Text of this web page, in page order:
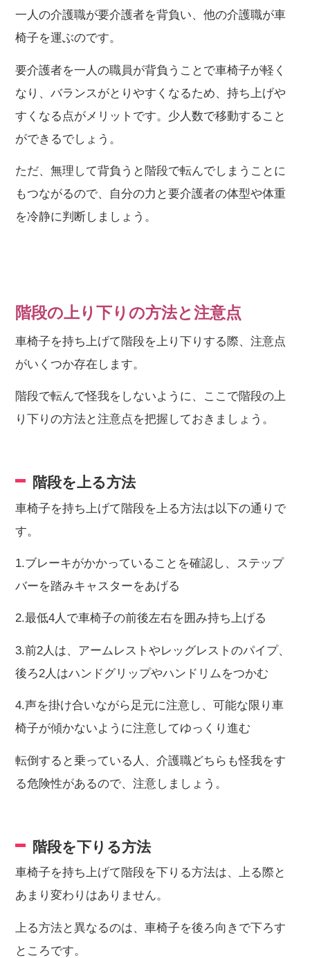
一人の介護職が要介護者を背負い、他の介護職が車
椅子を運ぶのです。
要介護者を一人の職員が背負うことで車椅子が軽く
なり、バランスがとりやすくなるため、持ち上げや
すくなる点がメリットです。少人数で移動すること
ができるでしょう。
ただ、無理して背負うと階段で転んでしまうことに
もつながるので、自分の力と要介護者の体型や体重
を冷静に判断しましょう。
階段の上り下りの方法と注意点
車椅子を持ち上げて階段を上り下りする際、注意点
がいくつか存在します。
階段で転んで怪我をしないように、ここで階段の上
り下りの方法と注意点を把握しておきましょう。
階段を上る方法
車椅子を持ち上げて階段を上る方法は以下の通りで
す。
1.ブレーキがかかっていることを確認し、ステップ
バーを踏みキャスターをあげる
2.最低4人で車椅子の前後左右を囲み持ち上げる
3.前2人は、アームレストやレッグレストのパイプ、
後ろ2人はハンドグリップやハンドリムをつかむ
4.声を掛け合いながら足元に注意し、可能な限り車
椅子が傾かないように注意してゆっくり進む
転倒すると乗っている人、介護職どちらも怪我をす
る危険性があるので、注意しましょう。
階段を下りる方法
車椅子を持ち上げて階段を下りる方法は、上る際と
あまり変わりはありません。
上る方法と異なるのは、車椅子を後ろ向きで下ろす
ところです。